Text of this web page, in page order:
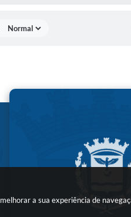
a sua experiência de